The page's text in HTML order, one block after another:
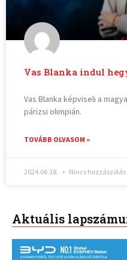
Vas Blanka indul
Vas Blanka képviseli a
párizsi olimpián.
TOVÁBB OLVASOM »
2024.06.18. Nincs hozzászólás
Aktuális